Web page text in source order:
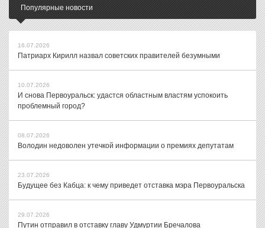
Популярные новости
16.07.2026
Патриарх Кирилл назвал советских правителей безумными
10.07.2026
И снова Первоуральск: удастся областным властям успокоить
проблемный город?
08.07.2026
Володин недоволен утечкой информации о премиях депутатам
23.07.2026
Будущее без Кабца: к чему приведет отставка мэра Первоуральска
29.07.2026
Путин отправил в отставку главу Удмуртии Бречалова